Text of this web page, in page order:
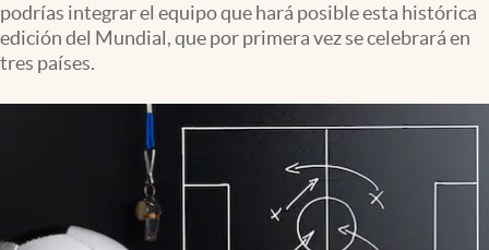
Espiritualidad
Mediakit
abre en nueva pestaña
podrías integrar el equipo que hará posible esta histórica
edición del Mundial, que por primera vez se celebrará en
tres países.